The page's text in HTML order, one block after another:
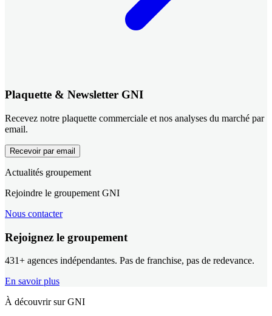
Plaquette & Newsletter GNI
Recevez notre plaquette commerciale et nos analyses du marché par
email.
Recevoir par email
Actualités groupement
Rejoindre le groupement GNI
Nous contacter
Rejoignez le groupement
431+ agences indépendantes. Pas de franchise, pas de redevance.
En savoir plus
À découvrir sur GNI